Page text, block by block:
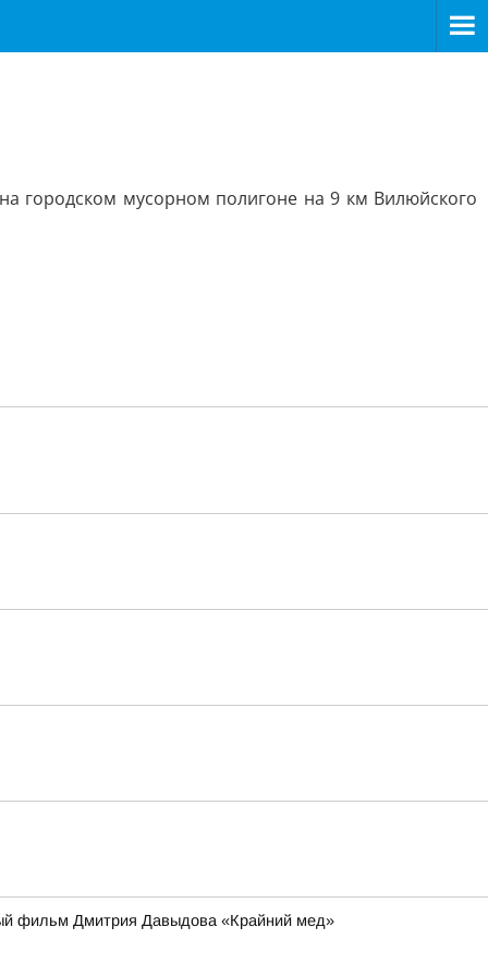
городском мусорном полигоне на 9 км Вилюйского
фильм Дмитрия Давыдова «Крайний мед»